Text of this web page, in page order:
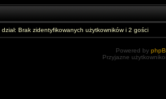
Brak zidentyfikowanych użytkowników i 2 gości
Powered by
Przyjazne